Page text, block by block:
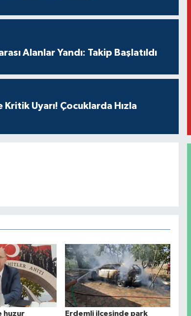
Alanlar Yandı: Takip Başlatıldı
Uyarı! Çocuklarda Hızla
huzur
Erdemli ilçesinde park